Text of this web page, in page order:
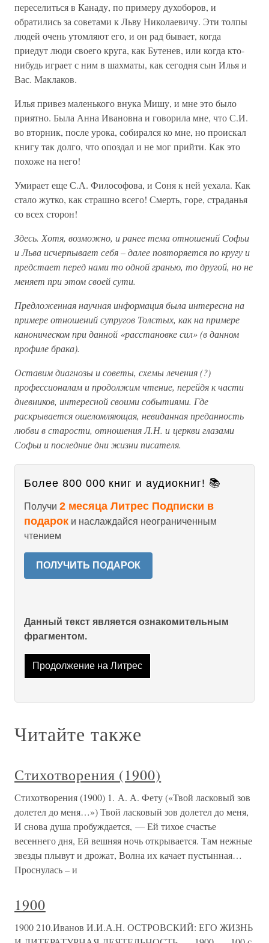
переселиться в Канаду, по примеру духоборов, и
обратились за советами к Льву Николаевичу. Эти толпы
людей очень утомляют его, и он рад бывает, когда
приедут люди своего круга, как Бутенев, или когда кто-
нибудь играет с ним в шахматы, как сегодня сын Илья и
Вас. Маклаков.
Илья привез маленького внука Мишу, и мне это было
приятно. Была Анна Ивановна и говорила мне, что С.И.
во вторник, после урока, собирался ко мне, но проискал
книгу так долго, что опоздал и не мог прийти. Как это
похоже на него!
Умирает еще С.А. Философова, и Соня к ней уехала. Как
стало жутко, как страшно всего! Смерть, горе, страданья
со всех сторон!
Здесь. Хотя, возможно, и ранее тема отношений Софьи
и Льва исчерпывает себя – далее повторяется по кругу и
предстает перед нами то одной гранью, то другой, но не
меняет при этом своей сути.
Предложенная научная информация была интересна на
примере отношений супругов Толстых, как на примере
каноническом при данной «расстановке сил» (в данном
профиле брака).
Оставим диагнозы и советы, схемы лечения (?)
профессионалам и продолжим чтение, перейдя к части
дневников, интересной своими событиями. Где
раскрывается ошеломляющая, невиданная преданность
любви в старости, отношения Л.Н. и церкви глазами
Софьи и последние дни жизни писателя.
Более 800 000 книг и аудиокниг! 📚
Получи 2 месяца Литрес Подписки в
подарок и наслаждайся неограниченным
чтением
ПОЛУЧИТЬ ПОДАРОК
Данный текст является ознакомительным
фрагментом.
Продолжение на Литрес
Читайте также
Стихотворения (1900)
Стихотворения (1900) 1. А. А. Фету («Твой ласковый зов
долетел до меня…») Твой ласковый зов долетел до меня,
И снова душа пробуждается, — Ей тихое счастье
весеннего дня, Ей вешняя ночь открывается. Там нежные
звезды плывут и дрожат, Волна их качает пустынная…
Проснулась – и
1900
1900 210.Иванов И.И.А.Н. ОСТРОВСКИЙ: ЕГО ЖИЗНЬ